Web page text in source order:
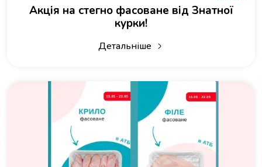
Акція на стегно фасоване від Знатної
курки!
Детальніше
про Акція на стегно фасоване від